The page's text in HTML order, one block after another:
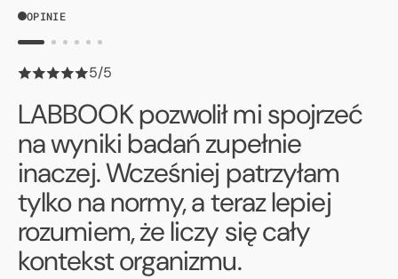
OPINIE
5/5
LABBOOK pozwolił mi spojrzeć
na wyniki badań zupełnie
inaczej. Wcześniej patrzyłam
tylko na normy, a teraz lepiej
rozumiem, że liczy się cały
kontekst organizmu.